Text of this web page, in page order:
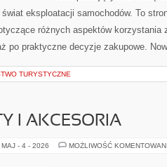
eksploatacji samochodów. To
różnych aspektów korzystania
po praktyczne decyzje zakupowe.
TURYSTYCZNE
I AKCESORIA
MAJ - 4 - 2026 MOŻLIWOŚĆ